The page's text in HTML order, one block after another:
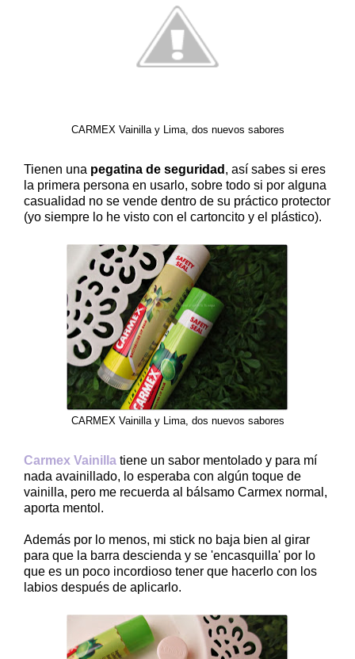
CARMEX Vainilla y Lima, dos nuevos sabores
Tienen una pegatina de seguridad , así sabes si eres
la primera persona en usarlo, sobre todo si por alguna
casualidad no se vende dentro de su práctico protector
(yo siempre lo he visto con el cartoncito y el plástico).
CARMEX Vainilla y Lima, dos nuevos sabores
Carmex Vainilla tiene un sabor mentolado y para mí
nada avainillado, lo esperaba con algún toque de
vainilla, pero me recuerda al bálsamo Carmex normal,
aporta mentol.
Además por lo menos, mi stick no baja bien al girar
para que la barra descienda y se 'encasquilla' por lo
que es un poco incordioso tener que hacerlo con los
labios después de aplicarlo.